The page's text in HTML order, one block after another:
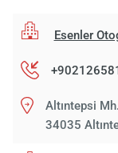
Esenler
Altıntepsi
34035